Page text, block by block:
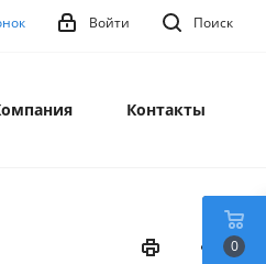
Поиск
Войти
Контакты
0